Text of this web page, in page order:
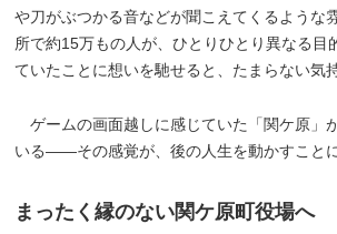
や刀がぶつかる音などが聞こえてくるような
所で約15万もの人が、ひとりひとり異なる目
ていたことに想いを馳せると、たまらない気
ゲームの画面越しに感じていた「関ケ原」
いる――その感覚が、後の人生を動かすことに
まったく縁のない関ケ原町役場へ